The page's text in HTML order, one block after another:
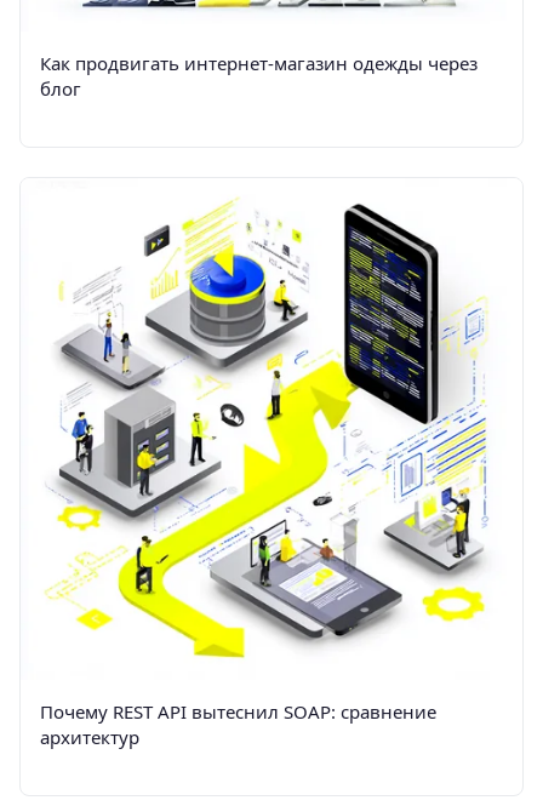
Как продвигать интернет-магазин одежды через
блог
Почему REST API вытеснил SOAP: сравнение
архитектур